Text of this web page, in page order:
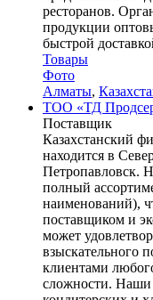
ресторанов.
продукции
быстрой
Товары
Фото
Алматы,
ТОО «ТД
Поставщик
Казахстанский
находится в
Петропавловск.
полный
наименований),
поставщиком и
может
взыскательного
клиентами
сложности. Наши